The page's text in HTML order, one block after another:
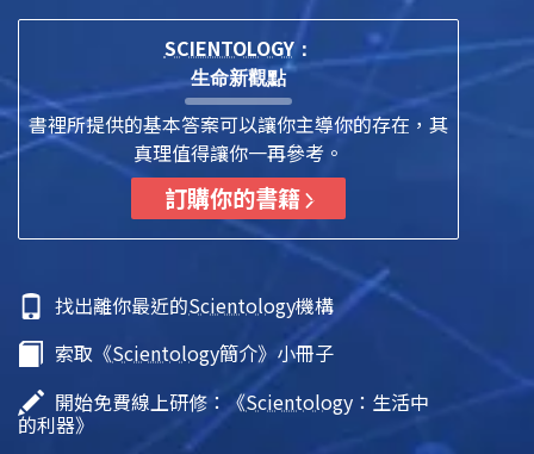
SCIENTOLOGY：
生命新觀點
書裡所提供的基本答案可以讓你主導你的存在，其
真理值得讓你一再參考。
訂購你的書籍
找出離你最近的Scientology機構
索取《Scientology簡介》小冊子
開始免費線上研修：《Scientology ：生活中
的利器》